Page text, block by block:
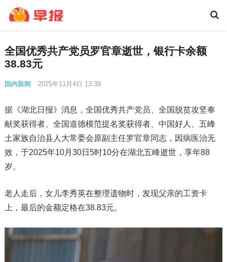
全国优秀共产党员罗官章逝世，银行卡余额
38.83元
国内新闻 2025年11月4日 13:39
据《湖北日报》消息，全国优秀共产党员、全国脱贫攻坚奉
献奖获得者、全国道德模范提名奖获得者、中国好人、五峰
土家族自治县人大常委会原副主任罗官章同志，因病医治无
效，于2025年10月30日5时10分在湖北五峰逝世，享年88
岁。
老人走后，女儿李秀英在整理遗物时，发现父亲的工资卡
上，最后的金额定格在38.83元。